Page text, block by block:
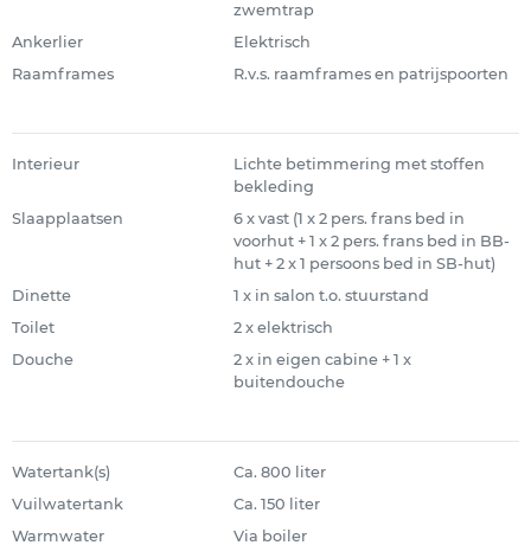
zwemtrap
Ankerlier
Elektrisch
Raamframes
R.v.s. raamframes en patrijspoorten
Interieur
Lichte betimmering met stoffen
bekleding
Slaapplaatsen
6 x vast (1 x 2 pers. frans bed in
voorhut + 1 x 2 pers. frans bed in BB-
hut + 2 x 1 persoons bed in SB-hut)
Dinette
1 x in salon t.o. stuurstand
Toilet
2 x elektrisch
Douche
2 x in eigen cabine + 1 x
buitendouche
Watertank(s)
Ca. 800 liter
Vuilwatertank
Ca. 150 liter
Warmwater
Via boiler